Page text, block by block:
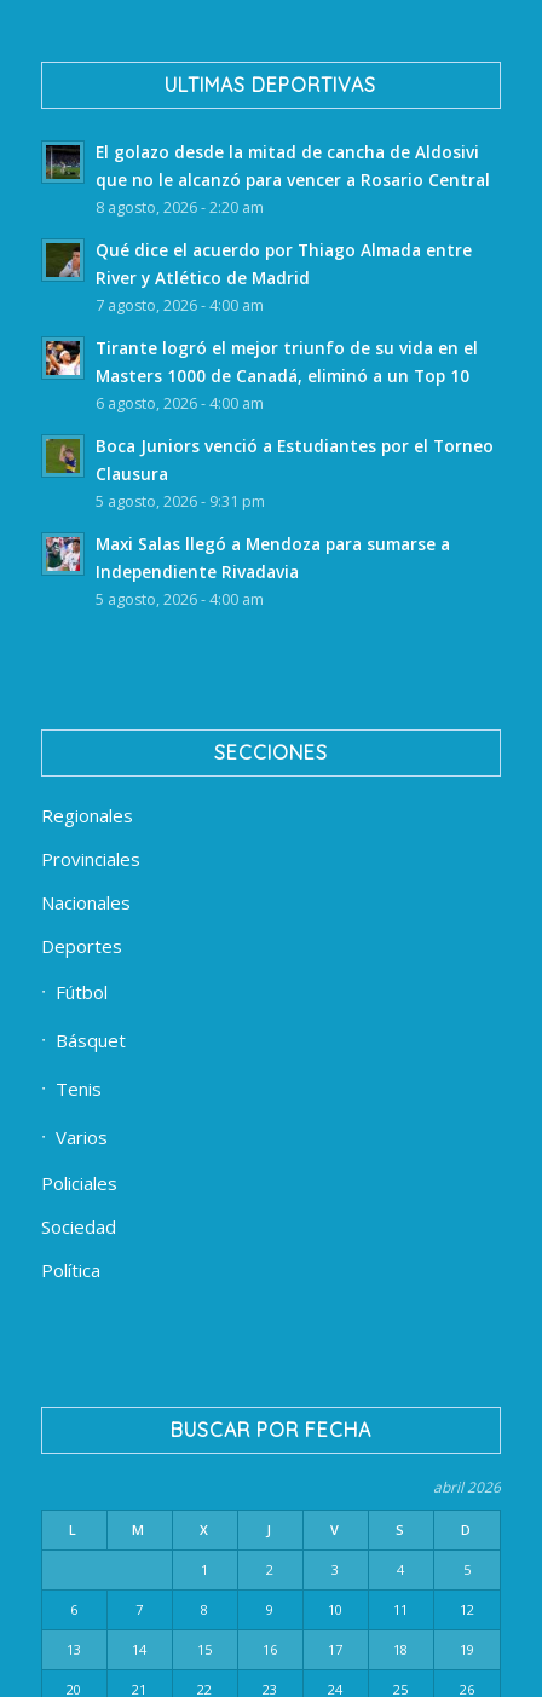
ULTIMAS DEPORTIVAS
El golazo desde la mitad de cancha de Aldosivi
que no le alcanzó para vencer a Rosario Central
8 agosto, 2026 - 2:20 am
Qué dice el acuerdo por Thiago Almada entre
River y Atlético de Madrid
7 agosto, 2026 - 4:00 am
Tirante logró el mejor triunfo de su vida en el
Masters 1000 de Canadá, eliminó a un Top 10
6 agosto, 2026 - 4:00 am
Boca Juniors venció a Estudiantes por el Torneo
Clausura
5 agosto, 2026 - 9:31 pm
Maxi Salas llegó a Mendoza para sumarse a
Independiente Rivadavia
5 agosto, 2026 - 4:00 am
SECCIONES
Regionales
Provinciales
Nacionales
Deportes
Fútbol
Básquet
Tenis
Varios
Policiales
Sociedad
Política
BUSCAR POR FECHA
abril 2026
L M X J V S D
1 2 3 4 5
6 7 8 9 10 11 12
13 14 15 16 17 18 19
20 21 22 23 24 25 26